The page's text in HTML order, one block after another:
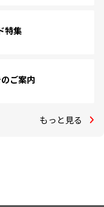
特集
ご案内
もっと見る